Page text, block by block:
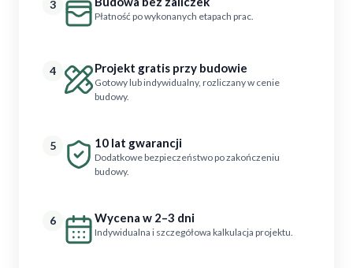
3
Płatność po wykonanych etapach prac.
4 Projekt gratis przy budowie
Gotowy lub indywidualny, rozliczany w cenie
budowy.
5 10 lat gwarancji
Dodatkowe bezpieczeństwo po zakończeniu
budowy.
6 Wycena w 2–3 dni
Indywidualna i szczegółowa kalkulacja projektu.